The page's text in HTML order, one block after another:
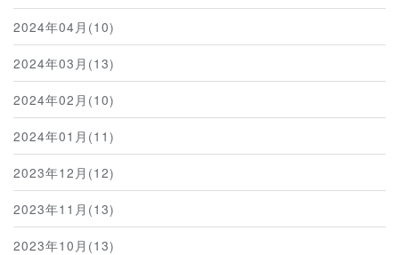
2024年04月(10)
2024年03月(13)
2024年02月(10)
2024年01月(11)
2023年12月(12)
2023年11月(13)
2023年10月(13)